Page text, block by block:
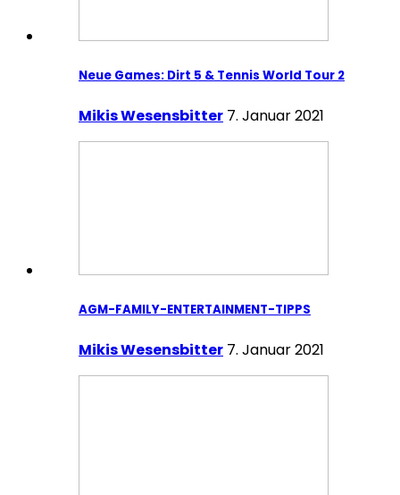
Neue Games: Dirt 5 & Tennis World Tour 2
Mikis Wesensbitter 7. Januar 2021
AGM-FAMILY-ENTERTAINMENT-TIPPS
Mikis Wesensbitter 7. Januar 2021